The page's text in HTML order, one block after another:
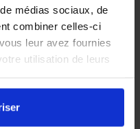
médias sociaux, de
combiner celles-ci
leur avez fournies
utilisation de leurs
faille pour pénétrer
occasionnant des
sanitaires, il faut y
infestation. Pour
la solution la plus
écoute pour vous
et peuvent